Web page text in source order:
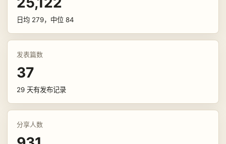
日均 279，中位 84
发表篇数
37
29 天有发布记录
分享人数